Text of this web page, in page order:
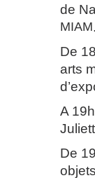
de
MIAM.
De
arts
A
De